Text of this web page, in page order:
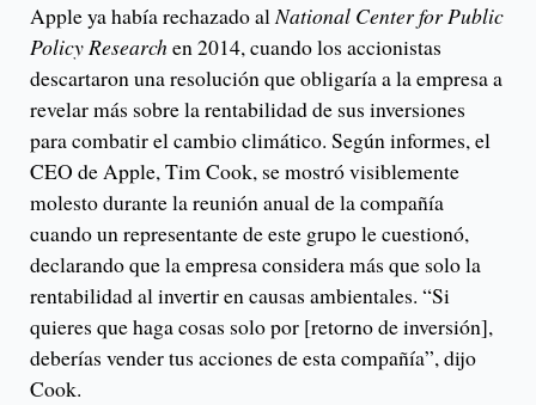
Apple ya había rechazado alNational Center for Public
Policy Researchen 2014, cuando los accionistas
descartaron una resolución que obligaría a la empresa a
revelar más sobre la rentabilidad de sus inversiones
para combatir el cambio climático. Según informes, el
CEO de Apple, Tim Cook, se mostró visiblemente
molesto durante la reunión anual de la compañía
cuando un representante de este grupo le cuestionó,
declarando que la empresa considera más que solo la
rentabilidad al invertir en causas ambientales. “Si
quieres que haga cosas solo por [retorno de inversión],
deberías vender tus acciones de esta compañía”, dijo
Cook.